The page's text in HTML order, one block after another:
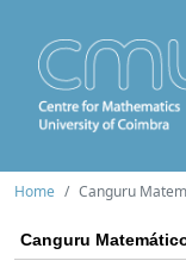
Home Canguru
Canguru